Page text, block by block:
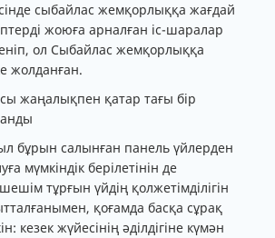
сыбайлас жемқорлыққа жағдай
жоюға арналған іс-шаралар
ол Сыбайлас жемқорлыққа
жолданған.
жаңалықпен қатар тағы бір
бұрын салынған панель үйлерден
мүмкіндік берілетінін де
тұрғын үйдің қолжетімділігін
қоғамда басқа сұрақ
кезек жүйесінің әділдігіне күмән